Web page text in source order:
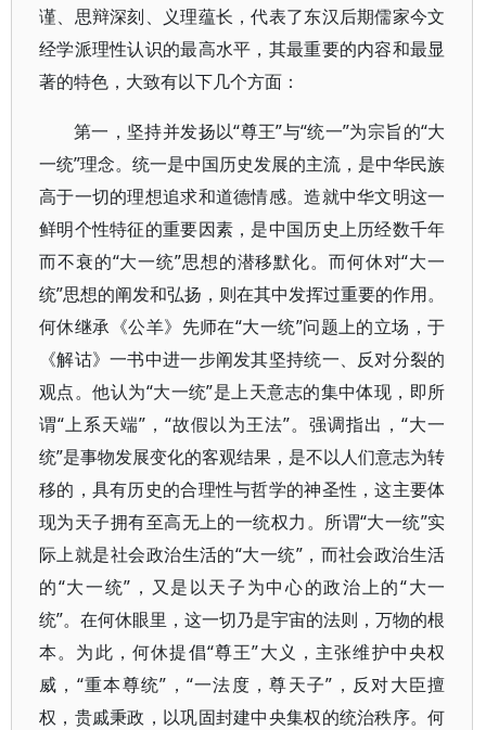
谨、思辩深刻、义理蕴长，代表了东汉后期儒家今文
经学派理性认识的最高水平，其最重要的内容和最显
著的特色，大致有以下几个方面：
第一，坚持并发扬以“尊王”与“统一”为宗旨的“大
一统”理念。统一是中国历史发展的主流，是中华民族
高于一切的理想追求和道德情感。造就中华文明这一
鲜明个性特征的重要因素，是中国历史上历经数千年
而不衰的“大一统”思想的潜移默化。而何休对“大一
统”思想的阐发和弘扬，则在其中发挥过重要的作用。
何休继承《公羊》先师在“大一统”问题上的立场，于
《解诂》一书中进一步阐发其坚持统一、反对分裂的
观点。他认为“大一统”是上天意志的集中体现，即所
谓“上系天端”，“故假以为王法”。强调指出，“大一
统”是事物发展变化的客观结果，是不以人们意志为转
移的，具有历史的合理性与哲学的神圣性，这主要体
现为天子拥有至高无上的一统权力。所谓“大一统”实
际上就是社会政治生活的“大一统”，而社会政治生活
的“大一统”，又是以天子为中心的政治上的“大一
统”。在何休眼里，这一切乃是宇宙的法则，万物的根
本。为此，何休提倡“尊王”大义，主张维护中央权
威，“重本尊统”，“一法度，尊天子”，反对大臣擅
权，贵戚秉政，以巩固封建中央集权的统治秩序。何